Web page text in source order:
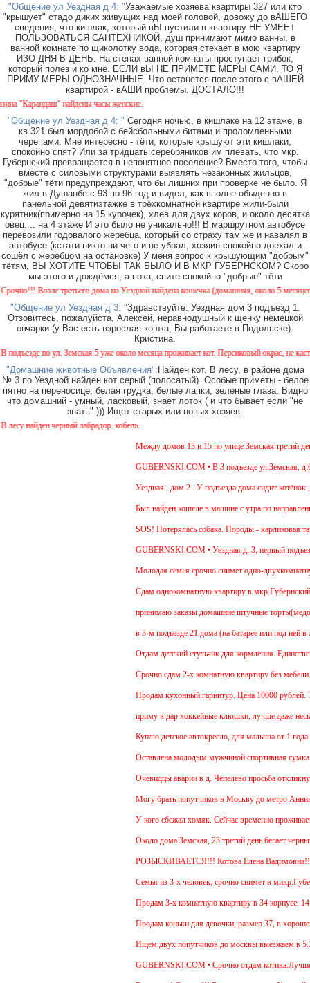
"Общение ул Уездная д 4: "Уважаемые хозяева квартиры 327 или кто
"крышует" стадо диких живущих над моей головой, довожу до вАШЕГО
сведения, что кишлак, который вЫ пустили в квартиру НЕ УМЕЕТ
ПОЛЬЗОВАТЬСЯ САНТЕХНИКОЙ, душ принимают мимо ванны, в
ванной комнате по щиколотку вода, которая стекает в мою квартиру
ИЗО ДНЯ В ДЕНЬ. На стенах ванной комнаты проступает грибок,
который полез и ко мне. ЕСЛИ вЫ НЕ ПРИМЕТЕ МЕРЫ САМИ, ТО Я
ПРИМУ МЕРЫ ОДНОЗНАЧНЫЕ. Что останется после этого с вАШЕЙ
квартирой - вАШИ проблемы. ДОСТАЛО!!!
"Карандаш" найдены часы женские.
"Общение ул Уездная д 4: " Сегодня ночью, в кишлаке на 12 этаже, в
кв.321 был мордобой с бейсбольными битами и проломленными
черепами. Мне интересно - тёти, которые крышуют эти кишлаки,
спокойно спят? Или за тридцать серебряников им плевать, что мкр.
Губернский превращается в непонятное поселение? Вместо того, чтобы
вместе с силовыми структурами выявлять незаконных жильцов,
"добрые" тёти предупреждают, что бы лишних при проверке не было. Я
жил в Душанбе с 93 по 96 год и видел, как вполне обыденно в
панельной девятиэтажке в трёхкомнатной квартире жили-были
курятник(примерно на 15 курочек), хлев для двух коров, и около десятка
овец.... на 4 этаже И это было не уникально!!! В маршрутном автобусе
перевозили годовалого жеребца, который со страху там же и навалял в
автобусе (кстати никто ни чего и не убрал, хозяин спокойно доехал и
сошёл с жеребцом на остановке) У меня вопрос к крышующим "добрым"
тётям, ВЫ ХОТИТЕ ЧТОБЫ ТАК БЫЛО И В МКР ГУБЕРНСКОМ? Скоро
мы этого и дождёмся, а пока, спите спокойно "добрые" тёти
Возле третьего дома на Уездной найдена кошечка (домашняя, около 5 месяцев).
"Общение ул Уездная д 3: "Здравствуйте. Уездная дом 3 подъезд 1.
Отзовитесь, пожалуйста, Алексей, неравнодушный к щенку немецкой
овчарки (у Вас есть взрослая кошка, Вы работаете в Подольске).
Кристина.
по ул. Земская 5 уже около месяца проживает кот. Персиковый окрас, не
"Домашние животные Объявления":Найден кот. В лесу, в районе дома
№ 3 по Уездной найден кот серый (полосатый). Особые приметы - белое
пятно на переносице, белая грудка, белые лапки, зеленые глаза. Видно
что домашний - умный, ласковый, знает лоток ( и что бывает если "не
знать" ))) Ищет старых или новых хозяев.
найден черный лабрадор. кобель.
Между домов 13 и 15 по улице Земская третий
GUBERNSKI.COM • В 3 подъезде ул.Земская,
Уездная , дом 2 . У подъезда дома сидит котёнок
Был найден кошеле в машине с утра по
SOS! Потерялась собака. Породы - карликовая
GUBERNSKI.COM • Уездная д. 3, первый
Молодая семья срочно снимет одно-
Cдам однокомнатную квартиру в мкр.Губернский
принимаю заказы домашние штучные
в 3-м подъезде 21 дома (на батарее или под ней
Отдам детский стульчик для кормления.
Срочно сдам 2-х комнатную квартиру без мебели.
Продам кухонный гарнитур. Цена 10000 рублей.
приму в дар хоккейные клюшки, лучше даже
Куплю детское автокресло, для малыша от 1 года.
Оставлена молодым мужчиной спортивная сумка.
Очевидцы аварии в д. Чепелево просьба
Могу брать попутчиков в Москву до метро
У кого сбежал хомяк. Сейчас временно
Около дома Земская, 23 третий день бегает
РОЗЫСКИВАЕТСЯ!!! Котова Елена
Семья из 3-х человек, срочно снимет в
Продам 3-х комнатную квартиру в 34 корпусе,
Продам коньки для девочки, размер 37, в хорошем
Ищем двух попутчиков до москвы выезжаем в
GUBERNSKI.COM • Срочно отдам котика.Лучше